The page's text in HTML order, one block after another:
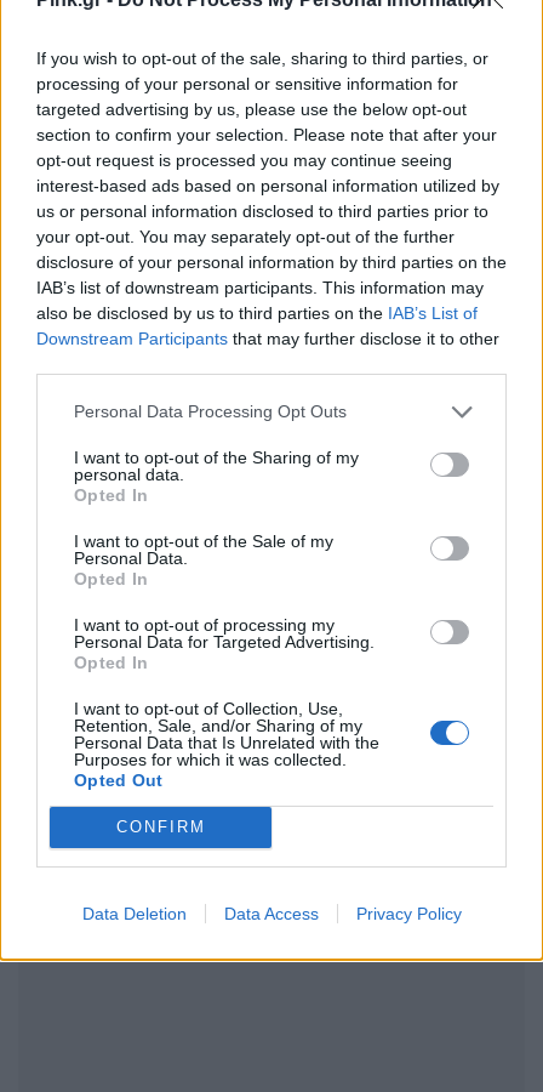
If you wish to opt-out of the sale, sharing to third parties, or
processing of your personal or sensitive information for
targeted advertising by us, please use the below opt-out
section to confirm your selection. Please note that after your
opt-out request is processed you may continue seeing
interest-based ads based on personal information utilized by
us or personal information disclosed to third parties prior to
your opt-out. You may separately opt-out of the further
disclosure of your personal information by third parties on the
IAB’s list of downstream participants. This information may
also be disclosed by us to third parties on the IAB’s List of
Downstream Participants that may further disclose it to other
Personal Data Processing Opt Outs
I want to opt-out of the Sharing of my
personal data.
Opted In
I want to opt-out of the Sale of my
Personal Data.
Opted In
I want to opt-out of processing my
Personal Data for Targeted Advertising.
Opted In
I want to opt-out of Collection, Use,
Retention, Sale, and/or Sharing of my
Personal Data that Is Unrelated with the
Purposes for which it was collected.
Opted Out
CONFIRM
Data Deletion Data Access Privacy Policy
Ακολουθήστε το Pink.gr στο
Ακολουθήστε το Pink.gr και στο
ΔΙΑΦΗΜΙΣΗ